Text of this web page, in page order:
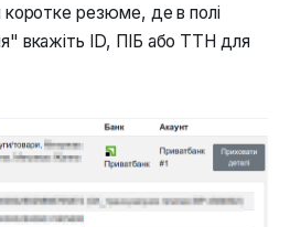
резюме, де в полі
вкажіть ID, ПІБ або ТТН для